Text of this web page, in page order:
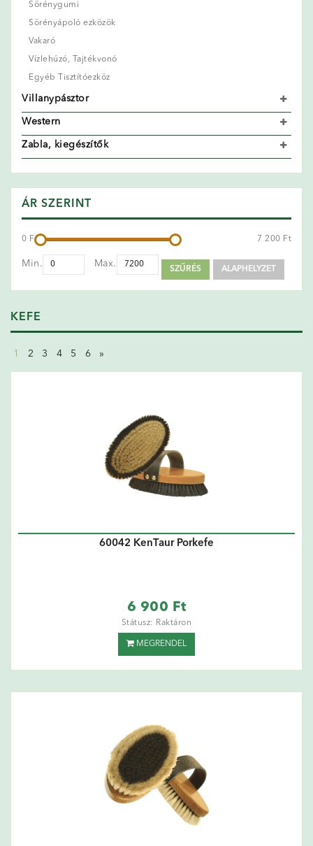
Sörénygumi
Sörényápoló ezközök
Vakaró
Vízlehúzó, Tajtékvonó
Egyéb Tisztítóezköz
Villanypásztor
Western
Zabla, kiegészítők
ÁR SZERINT
0 Ft 7 200 Ft
Min. Max.
SZŰRÉS ALAPHELYZET
KEFE
1 2 3 4 5 6 »
60042 KenTaur Porkefe
6 900 Ft
Státusz: Raktáron
MEGRENDEL